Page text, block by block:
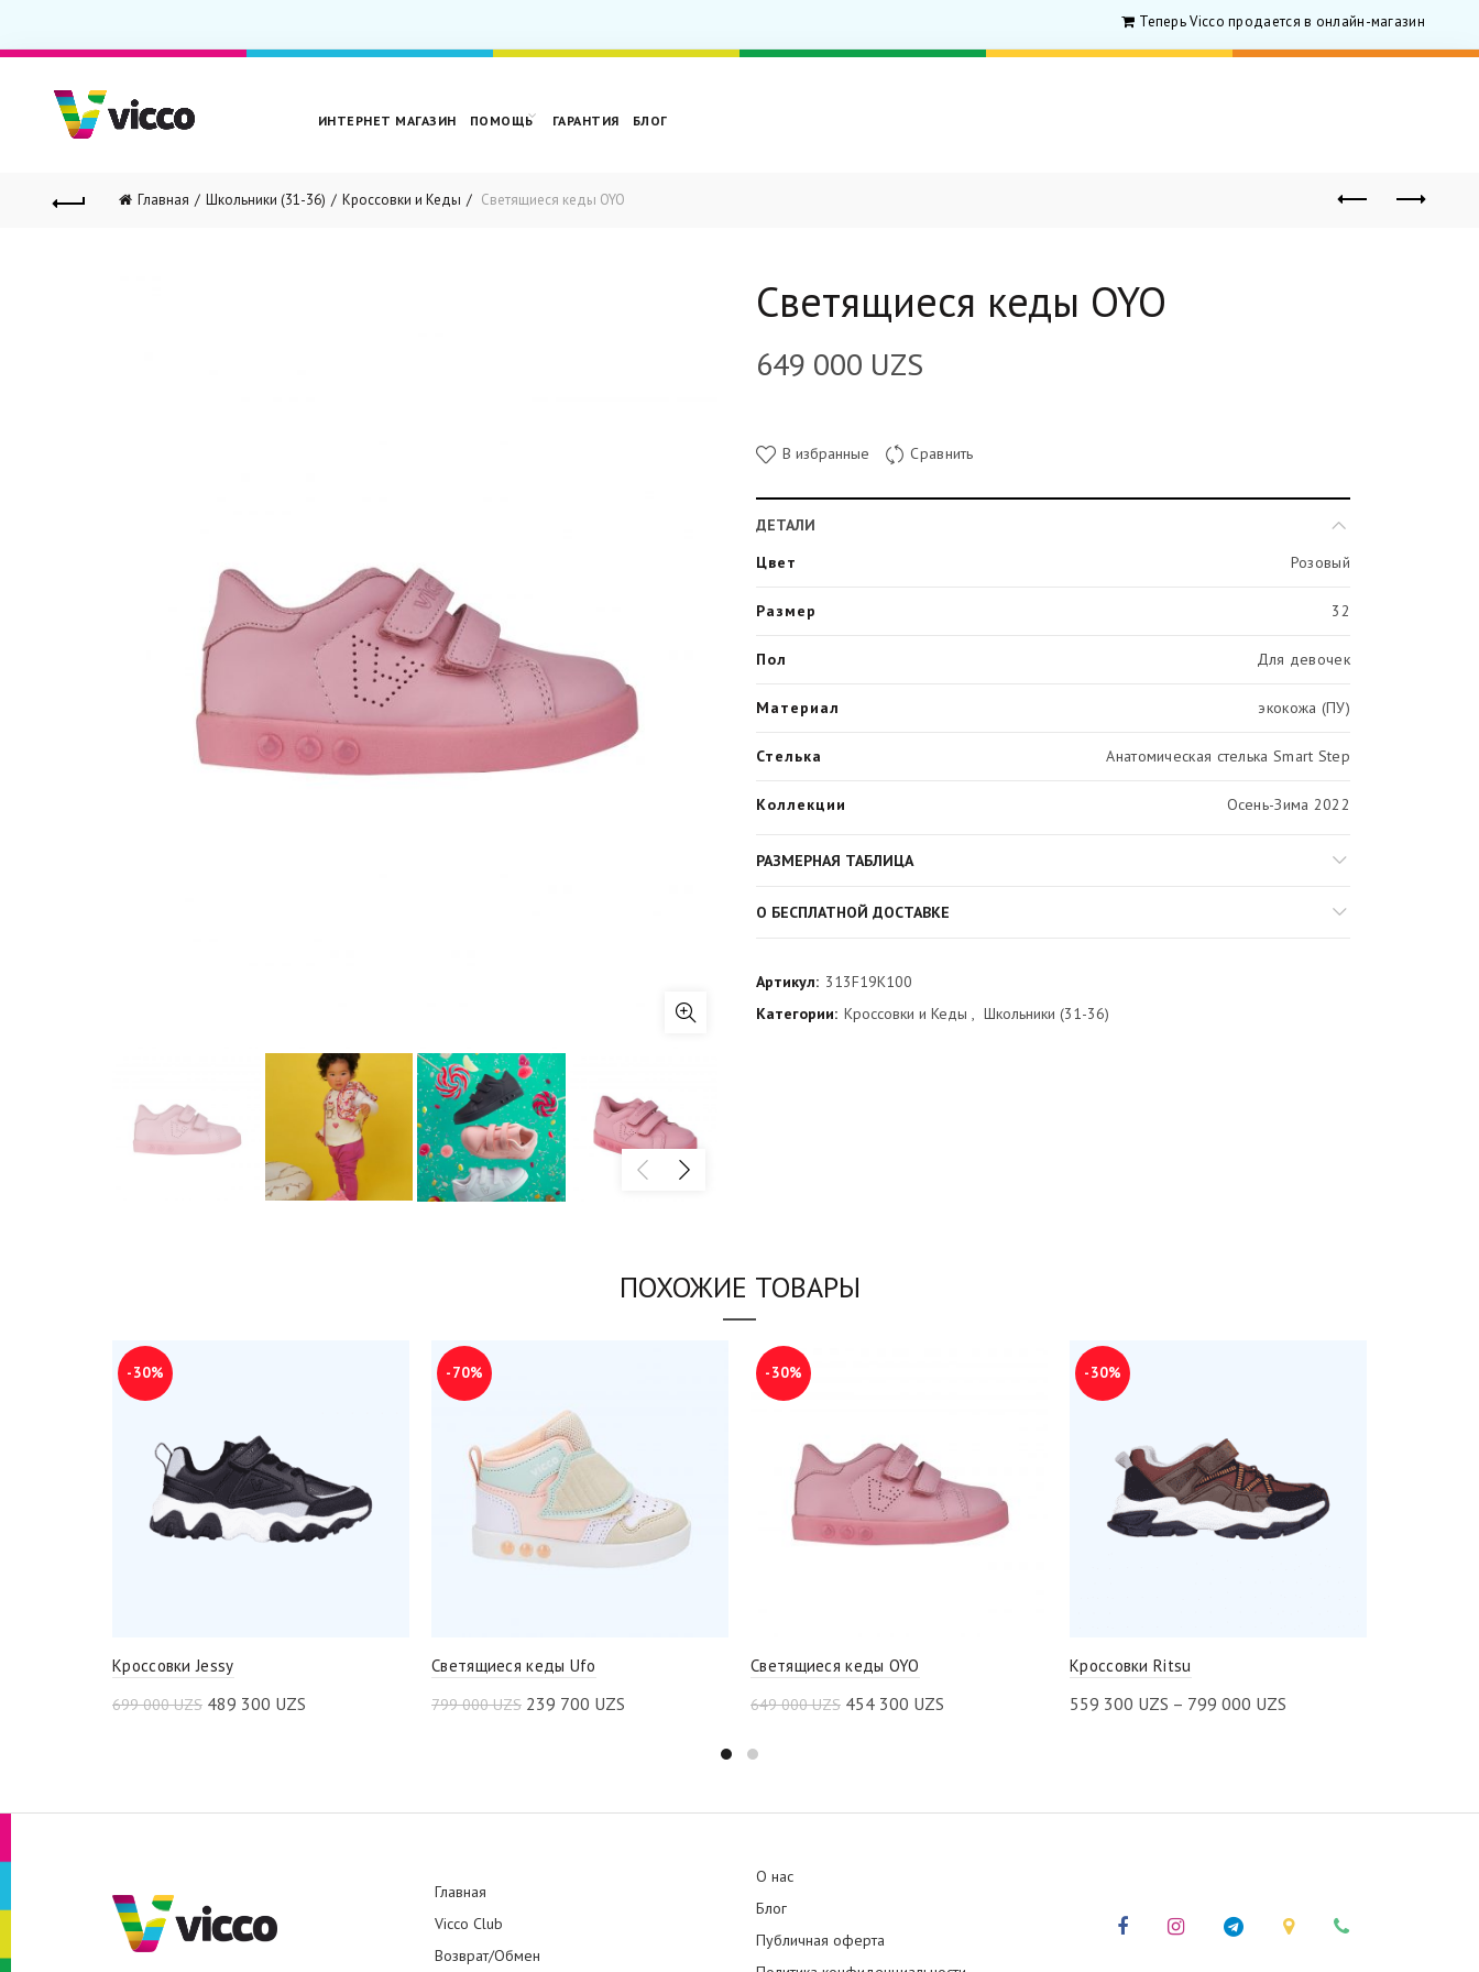
Теперь Vicco продается в онлайн-магазине для
ИНТЕРНЕТ МАГАЗИН ПОМОЩЬ ГАРАНТИЯ БЛОГ
Главная Школьники (31-36) Кроссовки и Кеды Светящиеся кеды OYO
Светящиеся кеды OYO
649 000 UZS
В избранные Сравнить
ДЕТАЛИ
Цвет
Розовый
Размер 32
Пол Для девочек
Материал экокожа (ПУ)
Стелька Анатомическая стелька Smart Step
Коллекции Осень-Зима 2022
РАЗМЕРНАЯ ТАБЛИЦА
О БЕСПЛАТНОЙ ДОСТАВКЕ
Артикул: 313F19K100
Категории: Кроссовки и Кеды , Школьники (31-36)
ПОХОЖИЕ ТОВАРЫ
-30%
Кроссовки Jessy
699 000UZS 489 300 UZS
-70%
Светящиеся кеды Ufo
799 000UZS 239 700 UZS
-30%
Светящиеся кеды OYO
649 000UZS 454 300 UZS
-30%
Кроссовки Ritsu
559 300 UZS – 799 000 UZS
Главная
Vicco Club
Возврат/Обмен
О нас
Блог
Публичная оферта